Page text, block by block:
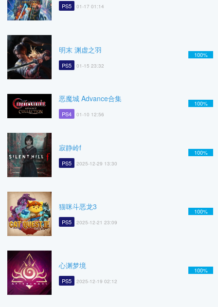
PS5 01-17 01:14
明末 渊虚之羽
PS5 01-15 23:32
100%
恶魔城 Advance合集
PS4 01-10 12:56
100%
寂静岭f
PS5 2025-12-29 13:30
100%
猫咪斗恶龙3
PS5 2025-12-21 23:09
100%
心渊梦境
PS5 2025-12-19 02:12
100%